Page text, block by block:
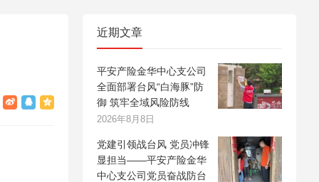
近期文章
平安产险金华中心支公司
全面部署台风“白海豚”防
御 筑牢全域风险防线
2026年8月8日
党建引领战台风 党员冲锋
显担当——平安产险金华
中心支公司党员奋战防台